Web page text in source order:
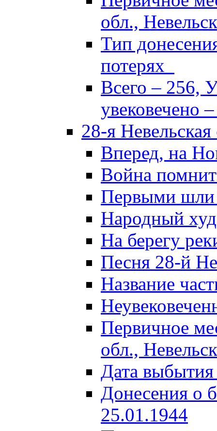
обл.,
Тип
потерях
Всего – 256,
увековечено
28-я Невельская
Вперед, на
Война
Первыми шли
Народный
На берегу
Песня 28-й
Название
Первичное
обл.,
Дата
Донесения о
25.01.1944